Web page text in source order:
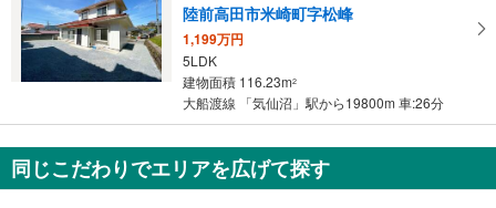
陸前高田市米崎町字松峰
1,199万円
5LDK
建物面積 116.23m2
大船渡線 「気仙沼」駅から19800m 車:26分
同じこだわりでエリアを広げて探す